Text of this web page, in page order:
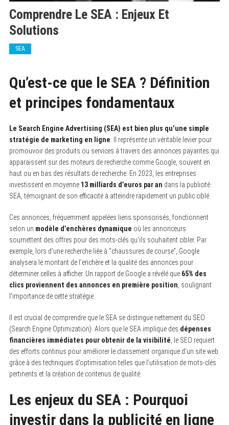
Comprendre Le SEA : Enjeux Et
Solutions
SEA
Qu’est-ce que le SEA ? Définition
et principes fondamentaux
Le Search Engine Advertising (SEA) est bien plus qu’une simple
stratégie de marketing en ligne . Il représente un véritable levier pour
promouvoir des produits ou services à travers des annonces payantes qui
apparaissent sur des moteurs de recherche comme Google, souvent en
haut ou en bas des résultats de recherche. En 2023, les entreprises
investissent en moyenne 13 milliards d’euros par an dans la publicité
SEA, témoignant de son efficacité à atteindre rapidement un public ciblé.
Ces annonces, fréquemment appelées liens sponsorisés, fonctionnent
selon un modèle d’enchères dynamique où les annonceurs
soumettent des offres pour des mots-clés qu’ils souhaitent cibler. Par
exemple, lors d’une recherche liée à “chaussures de course”, Google
analysera le montant de l’enchère et la qualité des annonces pour
déterminer celles à afficher. Un rapport de Google a révélé que 65% des
clics proviennent des annonces en première position , soulignant
l’importance de cette stratégie.
Il est crucial de comprendre que le SEA se distingue nettement du SEO
(Search Engine Optimization). Alors que le SEA implique des dépenses
financières immédiates pour obtenir de la visibilité , le SEO requiert
des efforts continus pour améliorer le classement organique d’un site web
grâce à des techniques d’optimisation telles que l’utilisation de mots-clés
pertinents et la création de contenus de qualité.
Les enjeux du SEA : Pourquoi
investir dans la publicité en ligne